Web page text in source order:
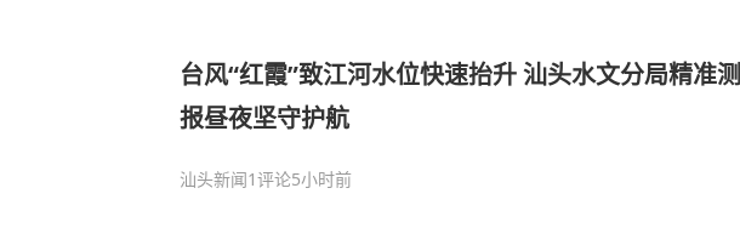
台风“红霞”致江河水位快速抬升 汕头水文分局精准测
报昼夜坚守护航
汕头新闻1评论5小时前